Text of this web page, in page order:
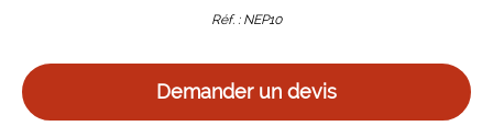
Réf. : NEP10
Demander un devis